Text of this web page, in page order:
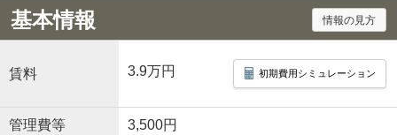
基本情報 情報の見方
賃料 3.9万円 初期費用シミュレーション
管理費等 3,500円